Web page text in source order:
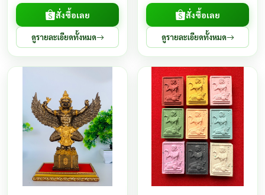
สั่งซื้อเลย
ดูรายละเอียดทั้งหมด
สั่งซื้อเลย
ดูรายละเอียดทั้งหมด